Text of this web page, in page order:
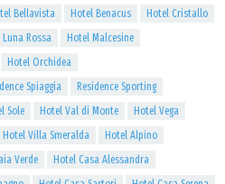
Bellavista Hotel Benacus
Hotel Cristallo
Luna Rossa
Hotel Malcesine
Hotel Orchidea
Spiaggia
Residence Sporting
Sole Hotel Val di Monte
Hotel Vega
Hotel Villa Smeralda
Hotel Alpino
Verde
Hotel Casa Alessandra